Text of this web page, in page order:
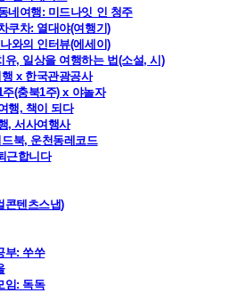
네여행: 미드나잇 인 청주
쿠차: 열대야(여행기)
와의 인터뷰(에세이)
유, 일상을 여행하는 법(소설, 시)
x 한국관광공사
(충북1주) x 야놀자
행, 책이 되다
, 서사여행사
북, 운천동레코드
근합니다
콘텐츠스냅)
부: 쑤쑤
임: 독독